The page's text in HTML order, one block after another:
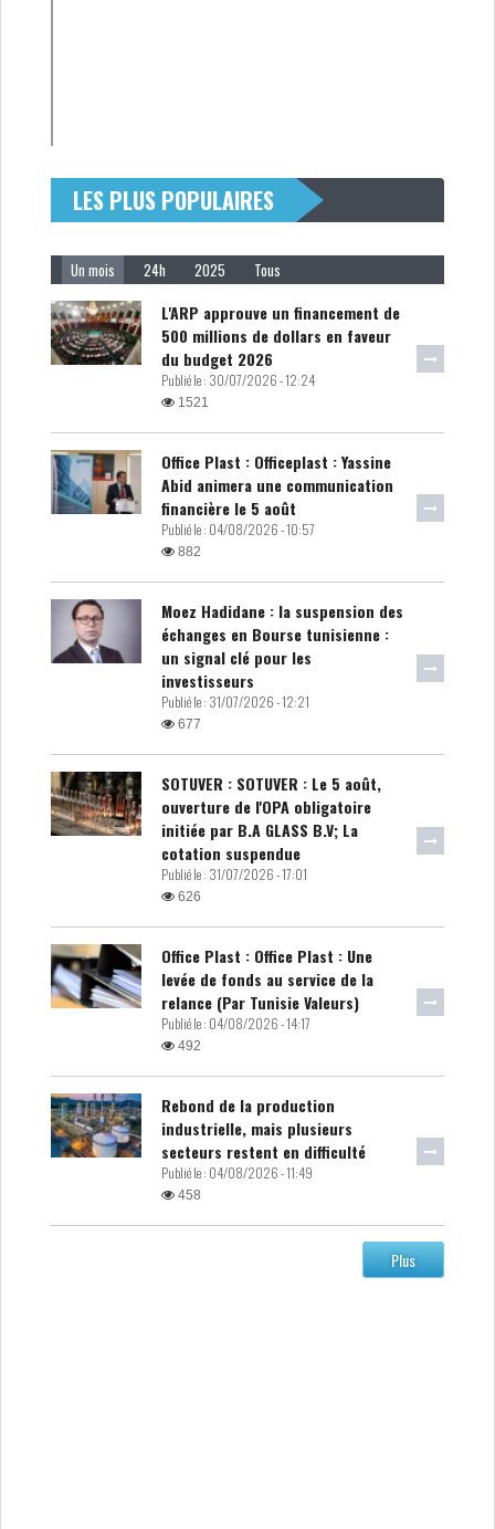
LES PLUS POPULAIRES
Un mois 24h 2025 Tous
L'ARP approuve un financement de
500 millions de dollars en faveur
du budget 2026
Publié le : 30/07/2026 - 12:24
1521
Office Plast : Officeplast : Yassine
Abid animera une communication
financière le 5 août
Publié le : 04/08/2026 - 10:57
882
Moez Hadidane : la suspension des
échanges en Bourse tunisienne :
un signal clé pour les
investisseurs
Publié le : 31/07/2026 - 12:21
677
SOTUVER : SOTUVER : Le 5 août,
ouverture de l'OPA obligatoire
initiée par B.A GLASS B.V; La
cotation suspendue
Publié le : 31/07/2026 - 17:01
626
Office Plast : Office Plast : Une
levée de fonds au service de la
relance (Par Tunisie Valeurs)
Publié le : 04/08/2026 - 14:17
492
Rebond de la production
industrielle, mais plusieurs
secteurs restent en difficulté
Publié le : 04/08/2026 - 11:49
458
Plus